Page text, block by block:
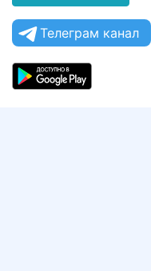
Телеграм канал